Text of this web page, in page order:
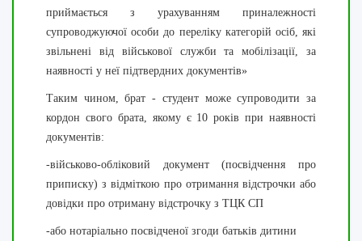
приймається з урахуванням приналежності
супроводжуючої особи до переліку категорій осіб, які
звільнені від військової служби та мобілізації, за
наявності у неї підтвердних документів»
Таким чином, брат - студент може супроводити за
кордон свого брата, якому є 10 років при наявності
документів:
-військово-обліковий документ (посвідчення про
приписку) з відміткою про отримання відстрочки або
довідки про отриману відстрочку з ТЦК СП
-або нотаріально посвідченої згоди батьків дитини